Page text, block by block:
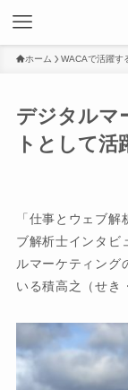
ホーム WACAで活躍す
デジタルマ
トとして
「仕事とウェブ
ブ解析士インタビ
ルマーケティング
いる積高之（せき